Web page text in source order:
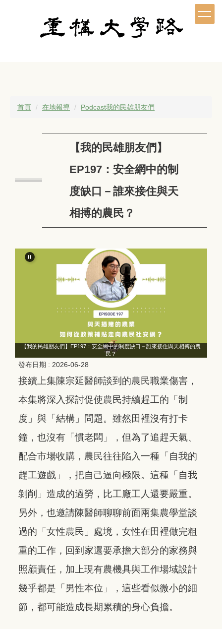
首頁 在地報導 Podcast我的民雄朋友們
【我的民雄朋友們】
EP197：安全網中的制
度缺口－誰來接住與天
相搏的農民？
【我的民雄朋友們】EP197：安全網中的制度缺口－誰來接住與天相搏的農
民？
發布日期 : 2026-06-28
接續上集陳宗延醫師談到的農民職業傷害，
本集將深入探討促使農民持續趕工的「制
度」與「結構」問題。雖然田裡沒有打卡
鐘，也沒有「慣老闆」，但為了追趕天氣、
配合市場收購，農民往往陷入一種「自我的
趕工遊戲」，把自己逼向極限。這種「自我
剝削」造成的過勞，比工廠工人還要嚴重。
另外，也邀請陳醫師聊聊前面兩集農學堂談
過的「女性農民」處境，女性在田裡做完粗
重的工作，回到家還要承擔大部分的家務與
照顧責任，加上現有農機具與工作場域設計
幾乎都是「男性本位」，這些看似微小的細
節，都可能造成長期累積的身心負擔。